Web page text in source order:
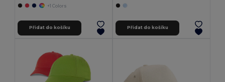
+1 Colors
Přidat do košíku Přidat do košíku